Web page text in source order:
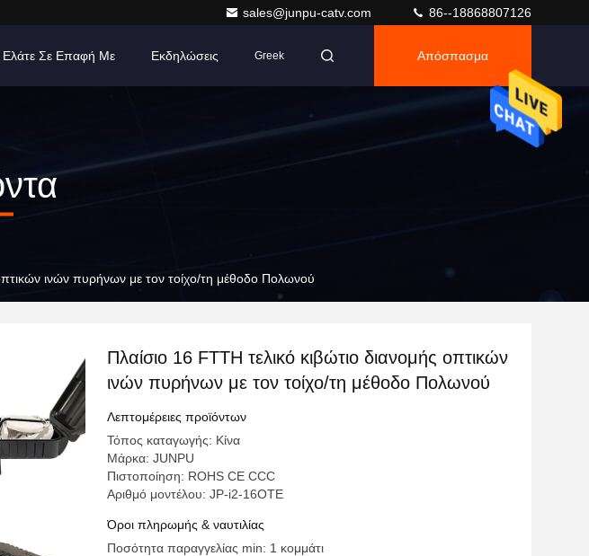
sales@junpu-catv.com 86--18868807126
Σε Επαφή Με Εκδηλώσεις Greek Απόσπασμα
ινών πυρήνων με τον τοίχο/τη μέθοδο Πολωνού
Πλαίσιο 16 FTTH τελικό κιβώτιο διανομής οπτικών
ινών πυρήνων με τον τοίχο/τη μέθοδο Πολωνού
Λεπτομέρειες προϊόντων
Τόπος καταγωγής: Κίνα
Μάρκα: JUNPU
Πιστοποίηση: ROHS CE CCC
Αριθμό μοντέλου: JP-i2-16OTE
Όροι πληρωμής & ναυτιλίας
Ποσότητα παραγγελίας min: 1 κομμάτι